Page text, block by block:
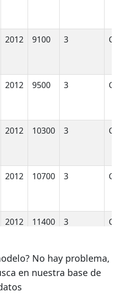
2012 9100 3 G
2012 9500 3 G
2012 10300 3 G
2012 10700 3 G
2012 11400 3 G
2012 11800 3
No hay problema,
en nuestra base de